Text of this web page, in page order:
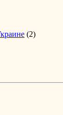
(2)